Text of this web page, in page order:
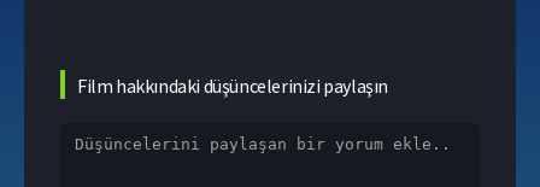
Film hakkındaki düşüncelerinizi paylaşın